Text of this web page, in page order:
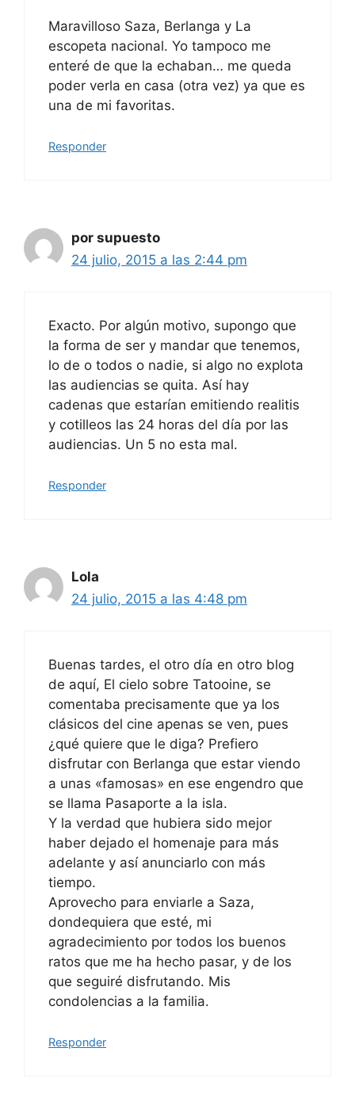
Maravilloso Saza, Berlanga y La
escopeta nacional. Yo tampoco me
enteré de que la echaban… me queda
poder verla en casa (otra vez) ya que es
una de mi favoritas.
Responder
por supuesto
24 julio, 2015 a las 2:44 pm
Exacto. Por algún motivo, supongo que
la forma de ser y mandar que tenemos,
lo de o todos o nadie, si algo no explota
las audiencias se quita. Así hay
cadenas que estarían emitiendo realitis
y cotilleos las 24 horas del día por las
audiencias. Un 5 no esta mal.
Responder
Lola
24 julio, 2015 a las 4:48 pm
Buenas tardes, el otro día en otro blog
de aquí, El cielo sobre Tatooine, se
comentaba precisamente que ya los
clásicos del cine apenas se ven, pues
¿qué quiere que le diga? Prefiero
disfrutar con Berlanga que estar viendo
a unas «famosas» en ese engendro que
se llama Pasaporte a la isla.
Y la verdad que hubiera sido mejor
haber dejado el homenaje para más
adelante y así anunciarlo con más
tiempo.
Aprovecho para enviarle a Saza,
dondequiera que esté, mi
agradecimiento por todos los buenos
ratos que me ha hecho pasar, y de los
que seguiré disfrutando. Mis
condolencias a la familia.
Responder